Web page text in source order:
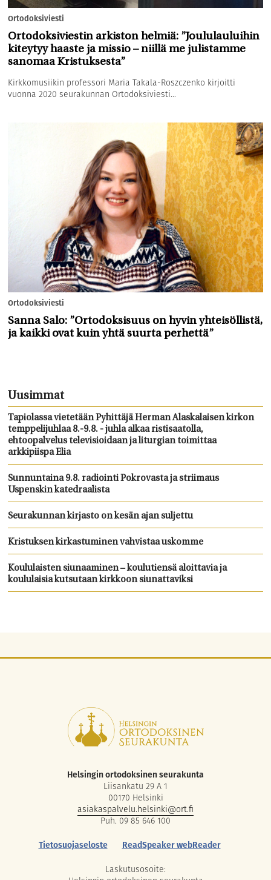
Ortodoksiviesti
Ortodoksiviestin arkiston helmiä: ”Joululauluihin
kiteytyy haaste ja missio – niillä me julistamme
sanomaa Kristuksesta”
Kirkkomusiikin professori Maria Takala-Roszczenko kirjoitti
vuonna 2020 seurakunnan Ortodoksiviesti...
Ortodoksiviesti
Sanna Salo: ”Ortodoksisuus on hyvin yhteisöllistä,
ja kaikki ovat kuin yhtä suurta perhettä”
Uusimmat
Tapiolassa vietetään Pyhittäjä Herman Alaskalaisen kirkon
temppelijuhlaa 8.-9.8. - juhla alkaa ristisaatolla,
ehtoopalvelus televisioidaan ja liturgian toimittaa
arkkipiispa Elia
Sunnuntaina 9.8. radiointi Pokrovasta ja striimaus
Uspenskin katedraalista
Seurakunnan kirjasto on kesän ajan suljettu
Kristuksen kirkastuminen vahvistaa uskomme
Koululaisten siunaaminen – koulutiensä aloittavia ja
koululaisia kutsutaan kirkkoon siunattaviksi
Helsingin ortodoksinen seurakunta
Liisankatu 29 A 1
00170 Helsinki
asiakaspalvelu.helsinki@ort.fi
Puh. 09 85 646 100
Tietosuojaseloste
ReadSpeaker webReader
Laskutusosoite: